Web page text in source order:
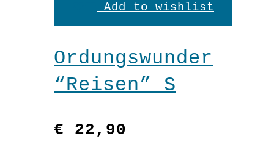
Add to wishlist
Ordungswunder
“Reisen” S
€ 22,90